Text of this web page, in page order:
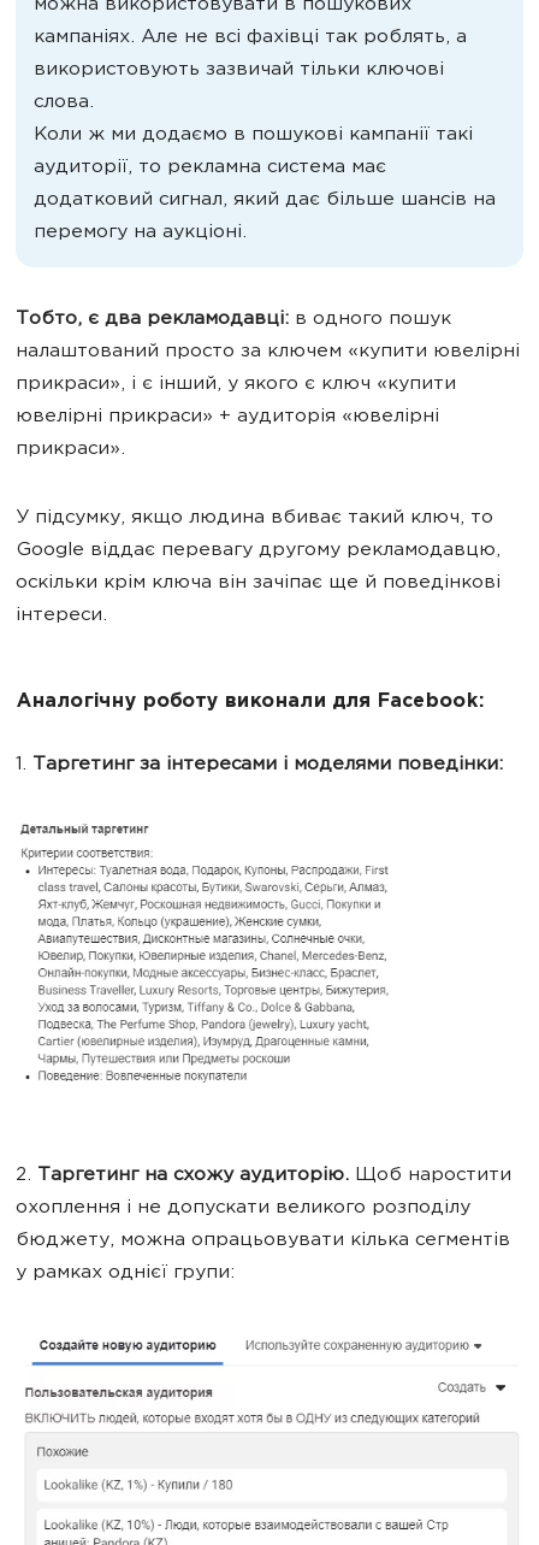
можна використовувати в пошукових
кампаніях. Але не всі фахівці так роблять, а
використовують зазвичай тільки ключові
слова.
Коли ж ми додаємо в пошукові кампанії такі
аудиторії, то рекламна система має
додатковий сигнал, який дає більше шансів на
перемогу на аукціоні.
Тобто, є два рекламодавці: в одного пошук
налаштований просто за ключем «купити ювелірні
прикраси», і є інший, у якого є ключ «купити
ювелірні прикраси» + аудиторія «ювелірні
прикраси».
У підсумку, якщо людина вбиває такий ключ, то
Google віддає перевагу другому рекламодавцю,
оскільки крім ключа він зачіпає ще й поведінкові
інтереси.
Аналогічну роботу виконали для Facebook:
1. Таргетинг за інтересами і моделями поведінки:
2. Таргетинг на схожу аудиторію. Щоб наростити
охоплення і не допускати великого розподілу
бюджету, можна опрацьовувати кілька сегментів
у рамках однієї групи: